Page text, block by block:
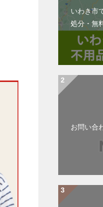
いわき市
処分・無
お問い合